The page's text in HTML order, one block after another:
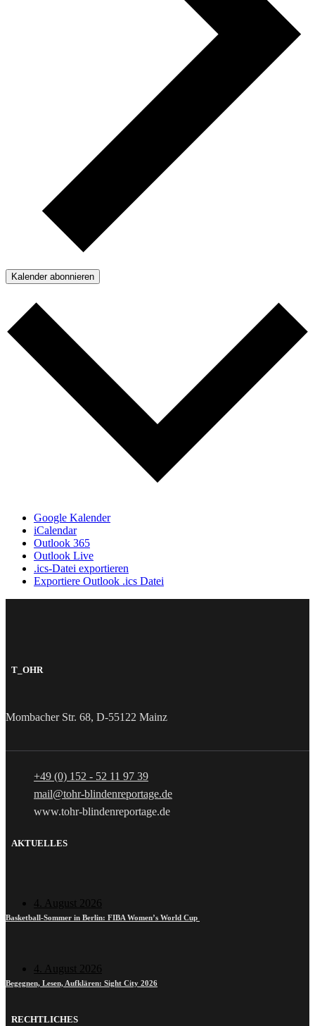
Kalender abonnieren
Google Kalender
iCalendar
Outlook 365
Outlook Live
.ics-Datei exportieren
Exportiere Outlook .ics Datei
T_OHR
Mombacher Str. 68, D-55122 Mainz
+49 (0) 152 - 52 11 97 39
mail@tohr-blindenreportage.de
www.tohr-blindenreportage.de
AKTUELLES
4. August 2026
Basketball-Sommer in Berlin: FIBA Women’s World Cup
4. August 2026
Begegnen, Lesen, Aufklären: Sight City 2026
RECHTLICHES